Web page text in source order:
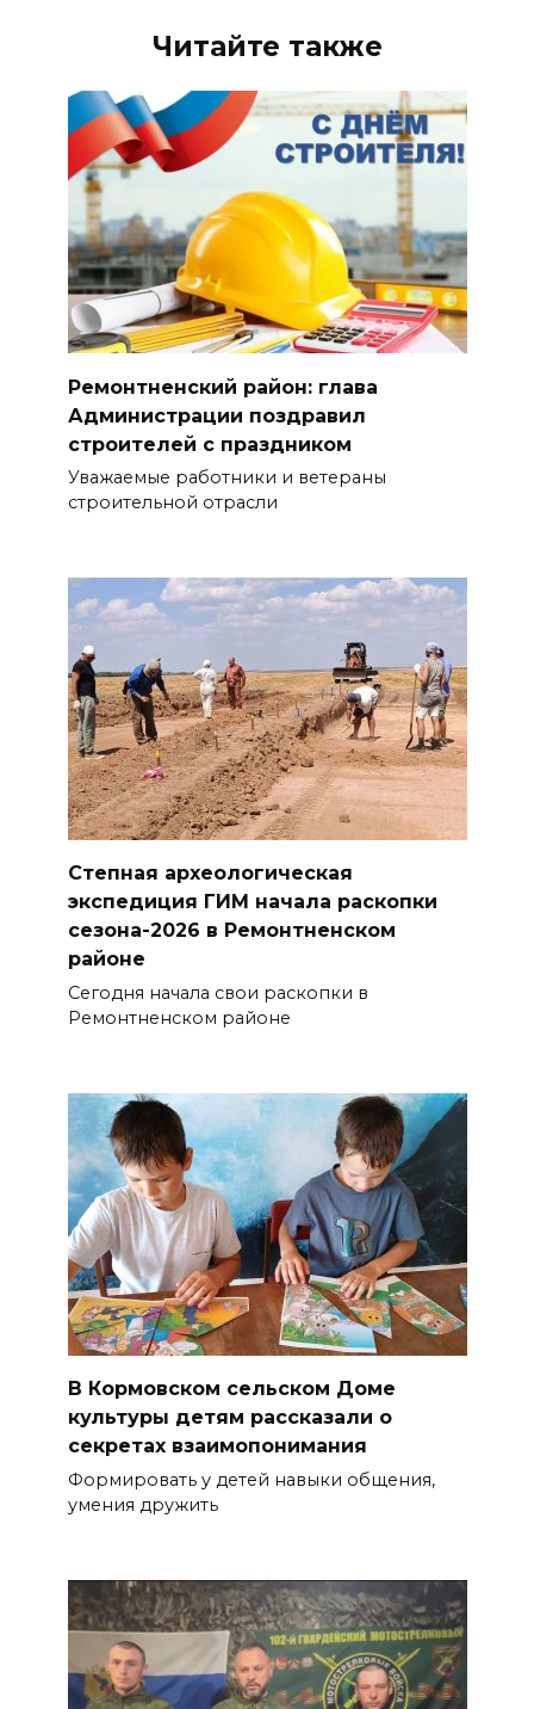
Читайте также
Ремонтненский район: глава
Администрации поздравил
строителей с праздником
Уважаемые работники и ветераны
строительной отрасли
Степная археологическая
экспедиция ГИМ начала раскопки
сезона-2026 в Ремонтненском
районе
Сегодня начала свои раскопки в
Ремонтненском районе
В Кормовском сельском Доме
культуры детям рассказали о
секретах взаимопонимания
Формировать у детей навыки общения,
умения дружить